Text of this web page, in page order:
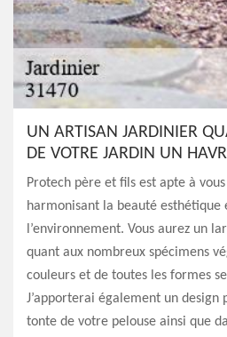
UN ARTISAN JARDINIER
DE VOTRE JARDIN UN
Protech père et fils est apte à
harmonisant la beauté esthétique
l’environnement. Vous aurez un
quant aux nombreux spécimens
couleurs et de toutes les formes
J’apporterai également un design
tonte de votre pelouse ainsi que